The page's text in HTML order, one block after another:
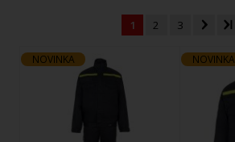
1 2 3
NOVINKA NOVINKA